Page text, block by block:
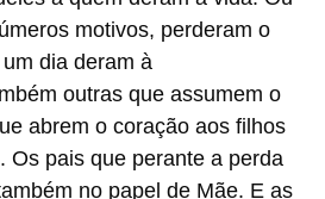
motivos, perderam o
dia deram à
outras que assumem o
abrem o coração aos filhos
Os pais que perante a perda
no papel de Mãe. E as